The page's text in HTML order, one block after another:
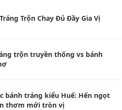
Trộn Chay Đủ Đầy Gia Vị
trộn truyền thống vs bánh
bánh tráng kiểu Huế: Hến ngọt
thơm mới tròn vị